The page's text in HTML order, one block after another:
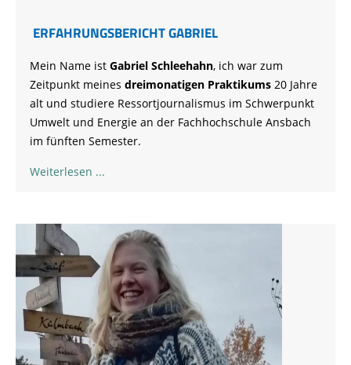
ERFAHRUNGSBERICHT GABRIEL
Mein Name ist Gabriel Schleehahn, ich war zum
Zeitpunkt meines dreimonatigen Praktikums 20 Jahre
alt und studiere Ressortjournalismus im Schwerpunkt
Umwelt und Energie an der Fachhochschule Ansbach
im fünften Semester.
Weiterlesen